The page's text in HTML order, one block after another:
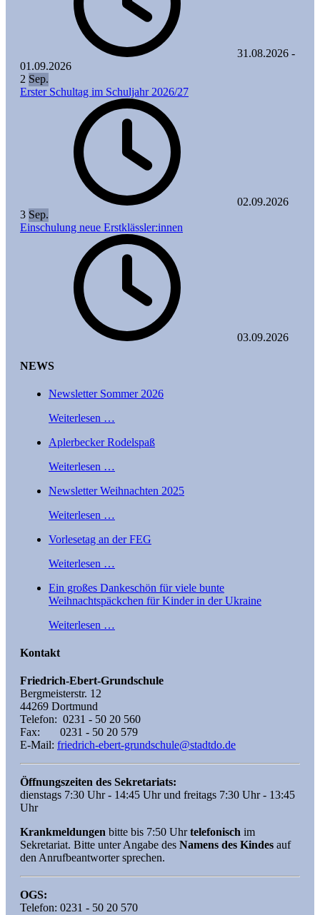
31.08.2026 -
01.09.2026
2 Sep.
Erster Schultag im Schuljahr 2026/27
02.09.2026
3 Sep.
Einschulung neue Erstklässler:innen
03.09.2026
NEWS
Newsletter Sommer 2026
Weiterlesen …
Aplerbecker Rodelspaß
Weiterlesen …
Newsletter Weihnachten 2025
Weiterlesen …
Vorlesetag an der FEG
Weiterlesen …
Ein großes Dankeschön für viele bunte
Weihnachtspäckchen für Kinder in der Ukraine
Weiterlesen …
Kontakt
Friedrich-Ebert-Grundschule
Bergmeisterstr. 12
44269 Dortmund
Telefon: 0231 - 50 20 560
Fax: 0231 - 50 20 579
E-Mail: friedrich-ebert-grundschule@stadtdo.de
Öffnungszeiten des Sekretariats:
dienstags 7:30 Uhr - 14:45 Uhr und freitags 7:30 Uhr - 13:45
Uhr
Krankmeldungen bitte bis 7:50 Uhrtelefonisch im
Sekretariat. Bitte unter Angabe des Namens des Kindes auf
den Anrufbeantworter sprechen.
OGS:
Telefon: 0231 - 50 20 570